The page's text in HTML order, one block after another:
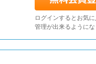
ログインするとお気
管理が出来るようにな